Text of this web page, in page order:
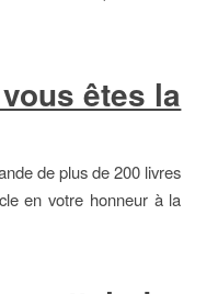
êtes la
de plus de 200 livres
en votre honneur à la